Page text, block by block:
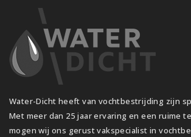
Water-Dicht heeft van vochtbestrijding zijn
Met meer dan 25 jaar ervaring en een ruime
mogen wij ons gerust vakspecialist in